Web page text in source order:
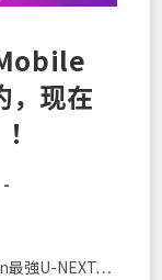
，现在
最強U-NEXT…